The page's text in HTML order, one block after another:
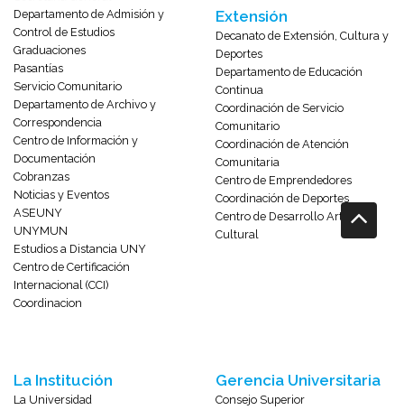
Departamento de Admisión y
Control de Estudios
Graduaciones
Pasantías
Servicio Comunitario
Departamento de Archivo y
Correspondencia
Centro de Información y
Documentación
Cobranzas
Noticias y Eventos
ASEUNY
UNYMUN
Estudios a Distancia UNY
Centro de Certificación
Internacional (CCI)
Coordinacion
Extensión
Decanato de Extensión, Cultura y
Deportes
Departamento de Educación
Continua
Coordinación de Servicio
Comunitario
Coordinación de Atención
Comunitaria
Centro de Emprendedores
Coordinación de Deportes
Centro de Desarrollo Artístico-
Cultural
La Institución
La Universidad
Gerencia Universitaria
Consejo Superior